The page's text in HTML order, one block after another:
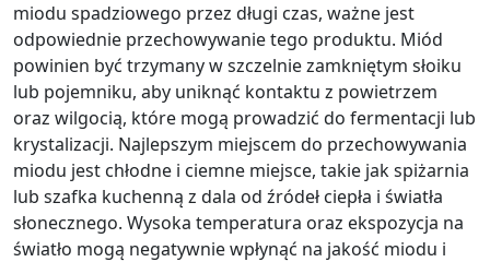
miodu spadziowego przez długi czas, ważne jest
odpowiednie przechowywanie tego produktu. Miód
powinien być trzymany w szczelnie zamkniętym słoiku
lub pojemniku, aby uniknąć kontaktu z powietrzem
oraz wilgocią, które mogą prowadzić do fermentacji lub
krystalizacji. Najlepszym miejscem do przechowywania
miodu jest chłodne i ciemne miejsce, takie jak spiżarnia
lub szafka kuchenną z dala od źródeł ciepła i światła
słonecznego. Wysoka temperatura oraz ekspozycja na
światło mogą negatywnie wpłynąć na jakość miodu i